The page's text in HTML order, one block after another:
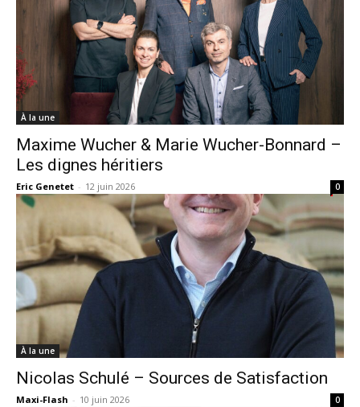
À la une
Maxime Wucher & Marie Wucher-Bonnard –
Les dignes héritiers
Eric Genetet - 12 juin 2026 0
À la une
Nicolas Schulé – Sources de Satisfaction
Maxi-Flash - 10 juin 2026 0